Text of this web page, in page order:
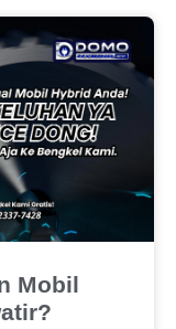
Mobil